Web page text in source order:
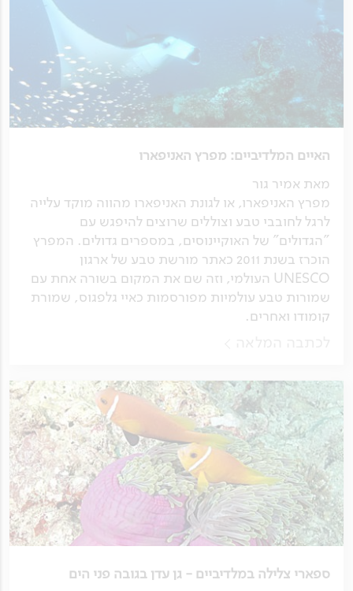
האיים המלדיביים: מפרץ האניפארו
מאת אמיר גור
מפרץ האניפארו, או לגונת האניפארו מהווה מוקד עלייה
לרגל לחובבי טבע וצוללים שרוצים להיפגש עם
"הגדולים" של האוקיינוסים, במספרים גדולים. המפרץ
הוכרז בשנת 2011 כאתר מורשת טבע של ארגון
UNESCO העולמי, וזה שם את המקום בשורה אחת עם
שמורות טבע עולמיות מפורסמות כאיי גלפגוס, שמורת
קומודו ואחרים.
ספארי צלילה במלדיביים - גן עדן בגובה פני הים